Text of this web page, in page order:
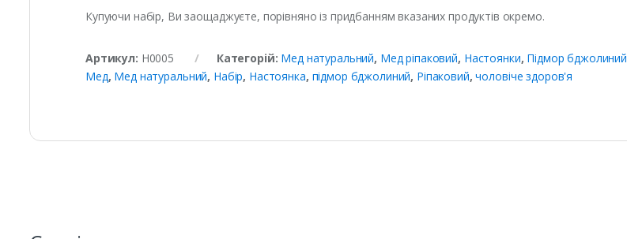
Купуючи набір, Ви заощаджуєте, порівняно із придбанням вказаних продуктів окремо.
Артикул: Н0005 Категорій: Мед натуральний, Мед ріпаковий, Настоянки, Підмор бджолиний
Мед, Мед натуральний, Набір, Настоянка, підмор бджолиний, Ріпаковий,чоловіче здоров'я